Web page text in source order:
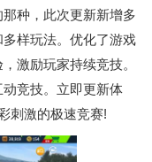
种，此次更新新增多
样玩法。优化了游戏
激励玩家持续竞技。
竞技。立即更新体
刺激的极速竞赛!